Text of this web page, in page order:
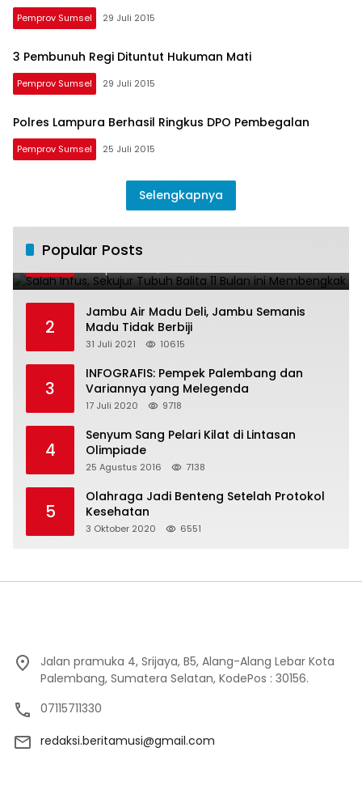
Pemprov Sumsel 29 Juli 2015
3 Pembunuh Regi Dituntut Hukuman Mati
Pemprov Sumsel 29 Juli 2015
Polres Lampura Berhasil Ringkus DPO Pembegalan
Pemprov Sumsel 25 Juli 2015
Selengkapnya
Popular Posts
1
ini Membengkak
2
Jambu Air Madu Deli, Jambu Semanis
Madu Tidak Berbiji
31 Juli 2021 10615
3
INFOGRAFIS: Pempek Palembang dan
Variannya yang Melegenda
17 Juli 2020 9718
4
Senyum Sang Pelari Kilat di Lintasan
Olimpiade
25 Agustus 2016 7138
5
Olahraga Jadi Benteng Setelah Protokol
Kesehatan
3 Oktober 2020 6551
Jalan pramuka 4, Srijaya, B5, Alang-Alang Lebar Kota
Palembang, Sumatera Selatan, KodePos : 30156.
07115711330
redaksi.beritamusi@gmail.com